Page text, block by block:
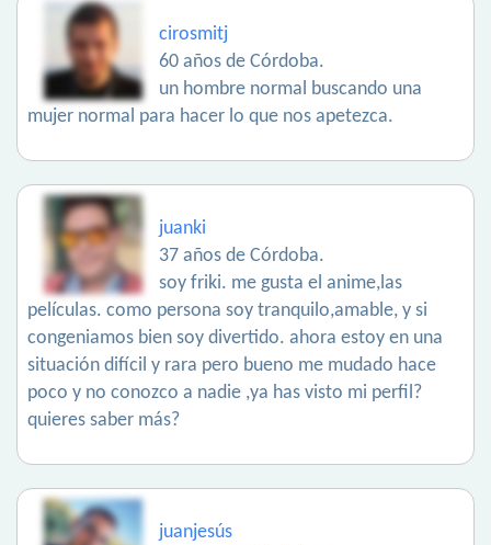
cirosmitj
60 años de Córdoba.
un hombre normal buscando una
mujer normal para hacer lo que nos apetezca.
juanki
37 años de Córdoba.
soy friki. me gusta el anime,las
películas. como persona soy tranquilo,amable, y si
congeniamos bien soy divertido. ahora estoy en una
situación difícil y rara pero bueno me mudado hace
poco y no conozco a nadie ,ya has visto mi perfil?
quieres saber más?
juanjesús